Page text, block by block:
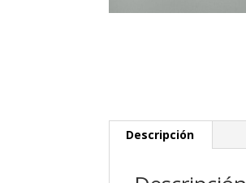
Descripción